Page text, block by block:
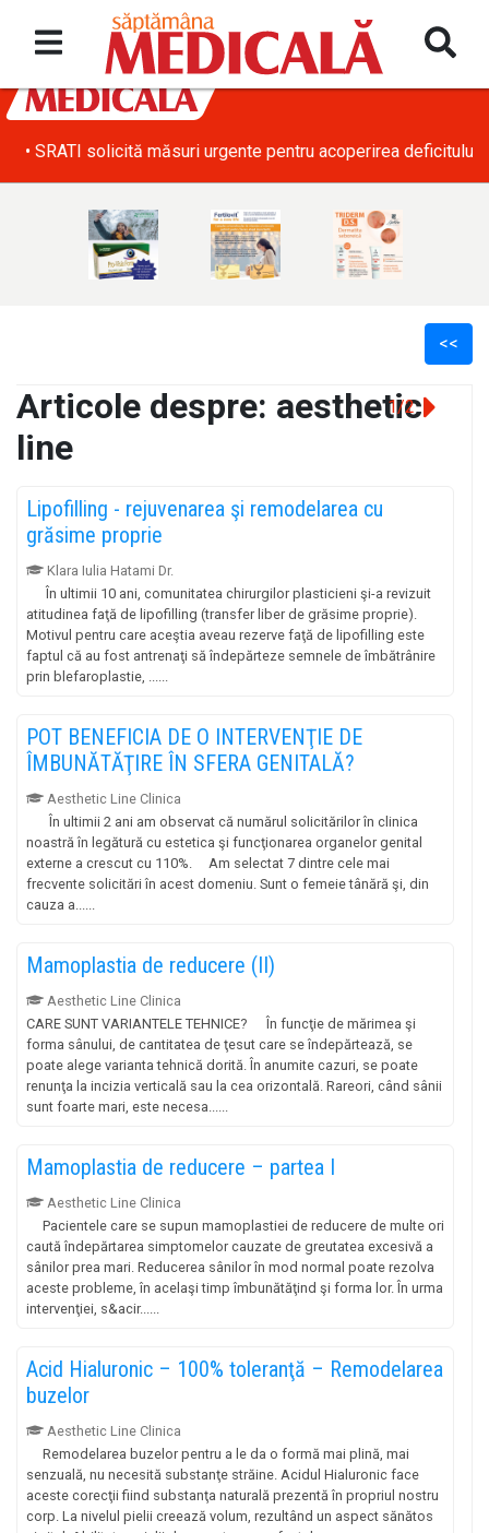
• SRATI solicită măsuri urgente pentru acoperirea
<<
Articole despre: aesthetic
line
1/2
Lipofilling - rejuvenarea şi remodelarea cu
grăsime proprie
Klara Iulia Hatami Dr.
În ultimii 10 ani, comunitatea chirurgilor plasticieni şi-a revizuit
atitudinea faţă de lipofilling (transfer liber de grăsime proprie).
Motivul pentru care aceştia aveau rezerve faţă de lipofilling este
faptul că au fost antrenaţi să îndepărteze semnele de îmbătrânire
prin blefaroplastie, ......
POT BENEFICIA DE O INTERVENŢIE DE
ÎMBUNĂTĂŢIRE ÎN SFERA GENITALĂ?
Aesthetic Line Clinica
În ultimii 2 ani am observat că numărul solicitărilor în clinica
noastră în legătură cu estetica şi funcţionarea organelor genital
externe a crescut cu 110%. Am selectat 7 dintre cele mai
frecvente solicitări în acest domeniu. Sunt o femeie tânără şi, din
cauza a......
Mamoplastia de reducere (II)
Aesthetic Line Clinica
CARE SUNT VARIANTELE TEHNICE? În funcţie de mărimea şi
forma sânului, de cantitatea de ţesut care se îndepărtează, se
poate alege varianta tehnică dorită. În anumite cazuri, se poate
renunţa la incizia verticală sau la cea orizontală. Rareori, când sânii
sunt foarte mari, este necesa......
Mamoplastia de reducere – partea I
Aesthetic Line Clinica
Pacientele care se supun mamoplastiei de reducere de multe ori
caută îndepărtarea simptomelor cauzate de greutatea excesivă a
sânilor prea mari. Reducerea sânilor în mod normal poate rezolva
aceste probleme, în acelaşi timp îmbunătăţind şi forma lor. În urma
intervenţiei, s&acir......
Acid Hialuronic – 100% toleranţă – Remodelarea
buzelor
Aesthetic Line Clinica
Remodelarea buzelor pentru a le da o formă mai plină, mai
senzuală, nu necesită substanţe străine. Acidul Hialuronic face
aceste corecţii fiind substanţa naturală prezentă în propriul nostru
corp. La nivelul pielii creează volum, rezultând un aspect sănătos